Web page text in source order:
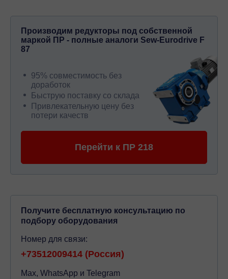
Производим редукторы под собственной
маркой ПР - полные аналоги Sew-Eurodrive F
87
95% совместимость без
доработок
Быструю поставку со склада
Привлекательную цену без
потери качеств
Перейти к ПР 218
Получите бесплатную консультацию по
подбору оборудования
Номер для связи:
+73512009414 (Россия)
Max, WhatsApp и Telegram